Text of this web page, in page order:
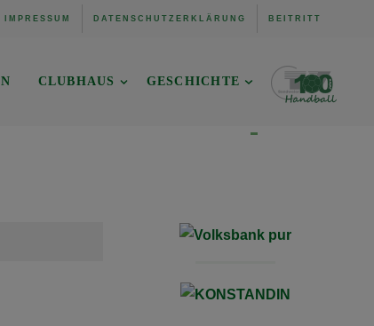
IMPRESSUM DATENSCHUTZERKLÄRUNG BEITRITT
CLUBHAUS GESCHICHTE